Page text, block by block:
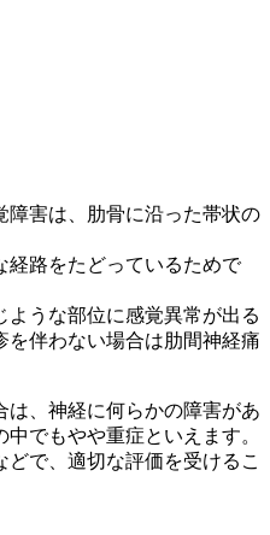
障害は、肋骨に沿った帯状の
経路をたどっているためで
うな部位に感覚異常が出る
を伴わない場合は肋間神経痛
は、神経に何らかの障害があ
でもやや重症といえます。
で、適切な評価を受けるこ